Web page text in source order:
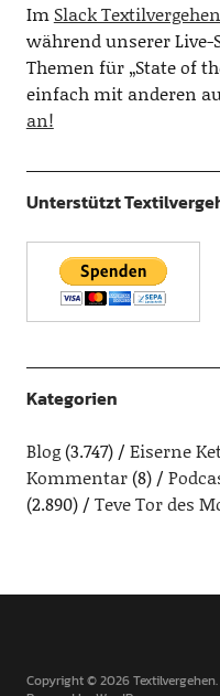
Im Slack
während unserer
Themen für „State of
einfach mit anderen
an!
Unterstützt
Kategorien
Blog(3.747) Eiserne
Kommentar(8)
(2.890)
Teve Tor des
Copyright © 2026 Textilvergehen